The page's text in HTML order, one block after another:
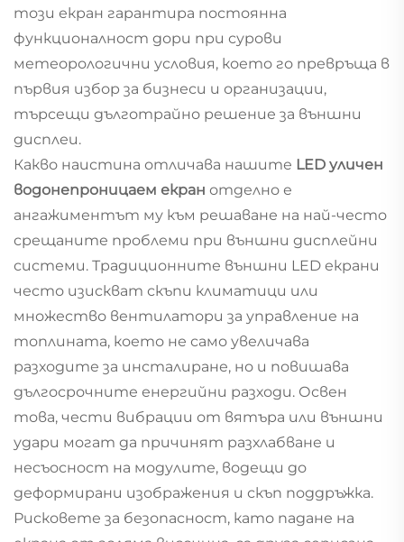
този екран гарантира постоянна
функционалност дори при сурови
метеорологични условия, което го превръща в
първия избор за бизнеси и организации,
търсещи дълготрайно решение за външни
дисплеи.
Какво наистина отличава нашите LED уличен
водонепроницаем екран отделно е
ангажиментът му към решаване на най-често
срещаните проблеми при външни дисплейни
системи. Традиционните външни LED екрани
често изискват скъпи климатици или
множество вентилатори за управление на
топлината, което не само увеличава
разходите за инсталиране, но и повишава
дългосрочните енергийни разходи. Освен
това, чести вибрации от вятъра или външни
удари могат да причинят разхлабване и
несъосност на модулите, водещи до
деформирани изображения и скъп поддръжка.
Рисковете за безопасност, като падане на